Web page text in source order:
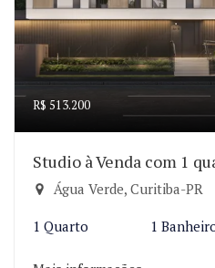
R$ 513.200
Studio à Venda com 1
Água Verde, Curitiba-PR
1 Quarto 1